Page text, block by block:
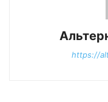
https://